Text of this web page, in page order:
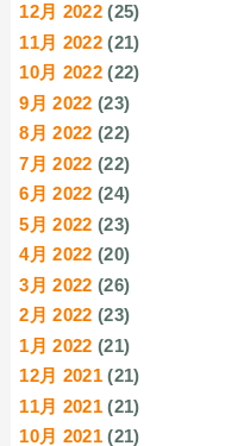
12月 2022 (25)
11月 2022 (21)
10月 2022 (22)
9月 2022 (23)
8月 2022 (22)
7月 2022 (22)
6月 2022 (24)
5月 2022 (23)
4月 2022 (20)
3月 2022 (26)
2月 2022 (23)
1月 2022 (21)
12月 2021 (21)
11月 2021 (21)
10月 2021 (21)